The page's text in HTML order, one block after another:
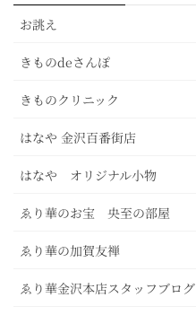
お誂え
きものdeさんぽ
きものクリニック
はなや 金沢百番街店
はなや オリジナル小物
ゑり華のお宝 央至の部屋
ゑり華の加賀友禅
ゑり華金沢本店スタッフブログ